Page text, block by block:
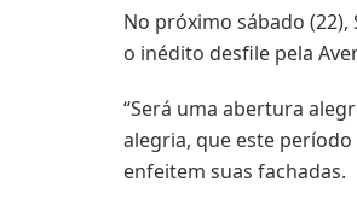
No próximo sábado
o inédito desfile pela
“Será uma abertura
alegria, que este
enfeitem suas fachadas.